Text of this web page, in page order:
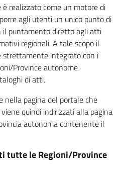
realizzato come un motore di
agli utenti un unico punto di
il puntamento diretto agli atti
regionali. A tale scopo il
strettamente integrato con i
Province autonome
di atti.
nella pagina del portale che
quindi indirizzati alla pagina
autonoma contenente il
tutte le Regioni/Province